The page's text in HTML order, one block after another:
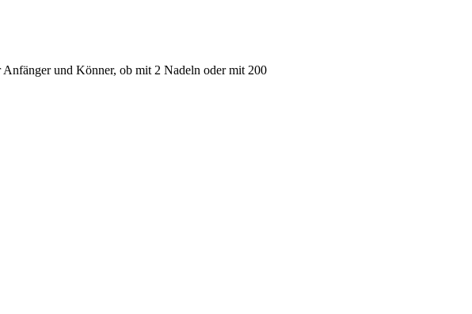
und Könner, ob mit 2 Nadeln oder mit 200